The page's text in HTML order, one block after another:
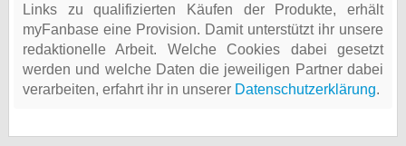
Links zu qualifizierten Käufen der Produkte, erhält
myFanbase eine Provision. Damit unterstützt ihr unsere
redaktionelle Arbeit. Welche Cookies dabei gesetzt
werden und welche Daten die jeweiligen Partner dabei
verarbeiten, erfahrt ihr in unserer Datenschutzerklärung.